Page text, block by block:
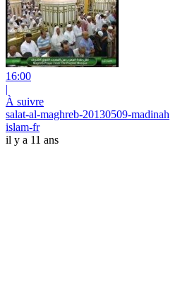
16:00
|
À suivre
salat-al-maghreb-20130509-madinah
islam-fr
il y a 11 ans